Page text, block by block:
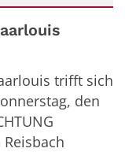
trifft sich
den
Reisbach